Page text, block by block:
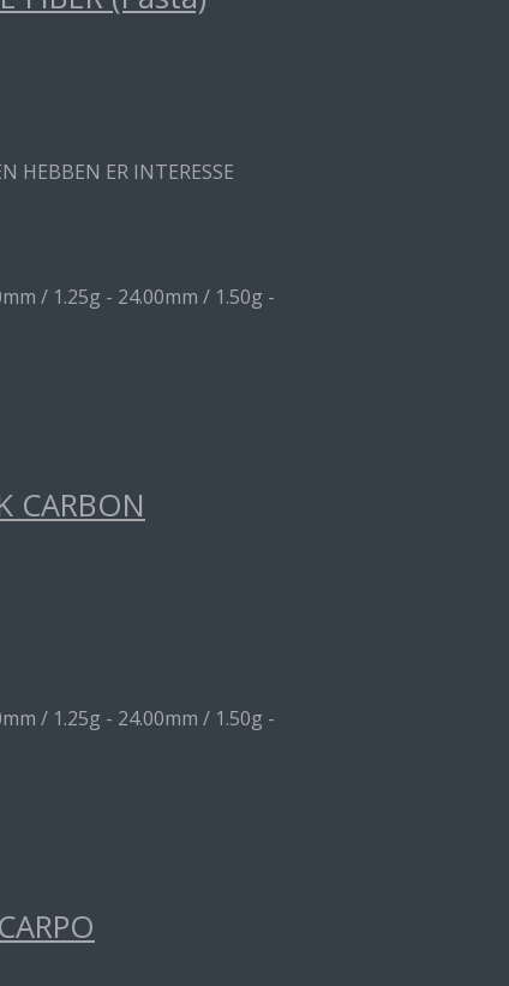
HEBBEN ER INTERESSE
/ 1.25g - 24.00mm / 1.50g -
CARBON
/ 1.25g - 24.00mm / 1.50g -